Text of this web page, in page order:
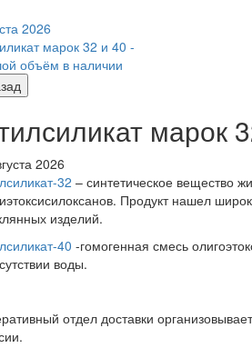
2026
марок 32 и 40 -
объём в наличии
марок
2026
32 – синтетическое вещество
Продукт нашел
изделий.
40 -гомогенная смесь
воды.
отдел доставки